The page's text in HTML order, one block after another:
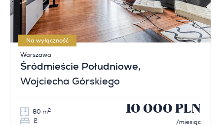
Na wyłączność
Warszawa
Śródmieście Południowe,
Wojciecha Górskiego
80 m2
2
10 000 PLN
/miesiąc